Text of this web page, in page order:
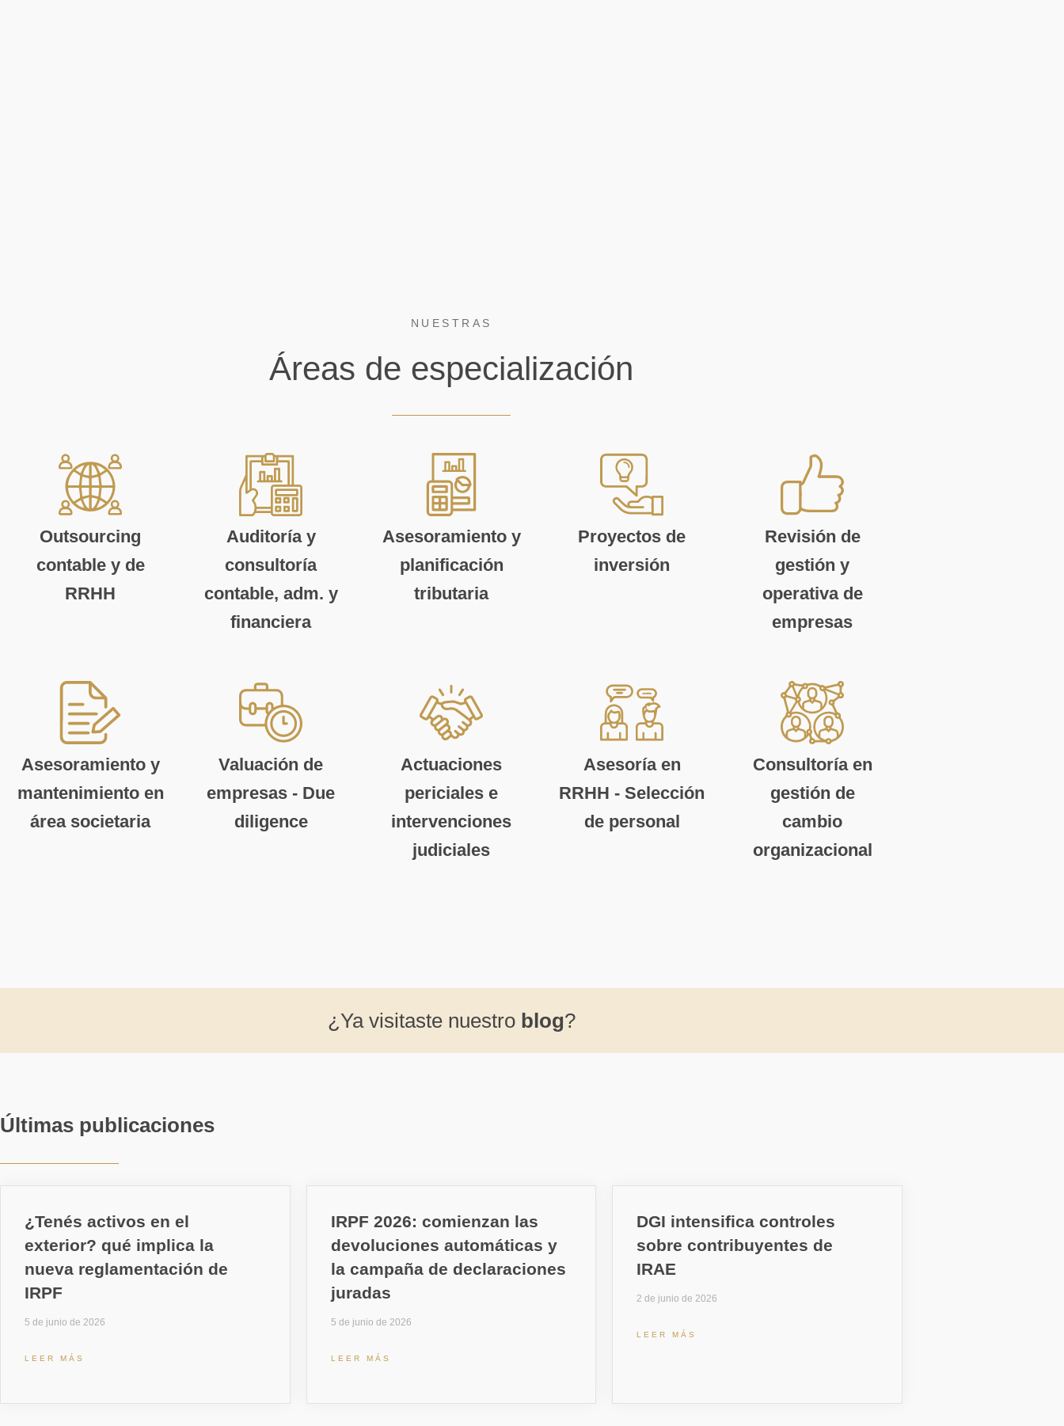
NUESTRAS
Áreas de especialización
Outsourcing
contable y de
RRHH
Auditoría y
consultoría
contable, adm. y
financiera
Asesoramiento y
planificación
tributaria
Proyectos de
inversión
Revisión de
gestión y
operativa de
empresas
Asesoramiento y
mantenimiento en
área societaria
Valuación de
empresas - Due
diligence
Actuaciones
periciales e
intervenciones
judiciales
Asesoría en
RRHH - Selección
de personal
Consultoría en
gestión de
cambio
organizacional
¿Ya visitaste nuestro blog?
Últimas publicaciones
¿Tenés activos en el
exterior? qué implica la
nueva reglamentación de
IRPF
5 de junio de 2026
LEER MÁS
IRPF 2026: comienzan las
devoluciones automáticas y
la campaña de declaraciones
juradas
5 de junio de 2026
LEER MÁS
DGI intensifica controles
sobre contribuyentes de
IRAE
2 de junio de 2026
LEER MÁS